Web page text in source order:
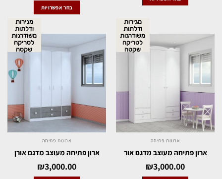
בחר אפשרויות
מגירות
ודלתות
משודרגות
לטריקה
שקטה
ארונות פתיחה
ארון פתיחה מעוצב מדגם אור
₪3,000.00
מגירות
ודלתות
משודרגות
לטריקה
שקטה
ארונות פתיחה
ארון פתיחה מעוצב מדגם אורן
₪3,000.00